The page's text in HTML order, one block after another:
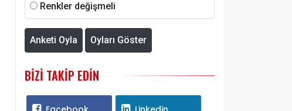
Renkler değişmeli
Anketi Oyla Oyları Göster
BIZI TAKIP EDIN